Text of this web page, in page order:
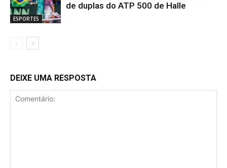
ESPORTES
de duplas do ATP 500 de Halle
DEIXE UMA RESPOSTA